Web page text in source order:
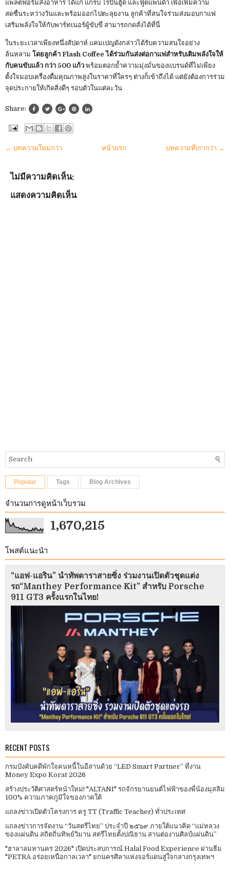
แพลตฟอร์มส่งอาหาร ได้แก่ แกร็บ โรบินฮู้ด และฟู้ดแพนด้า เพื่อเพิ่มความ
สดชื่นระหว่างวันและพร้อมออกไปตะลุยงาน ลูกค้าที่สนใจร่วมส่งมอบกาแฟ
เสริมพลังใจให้กับพาร์ทเนอร์ผู้ขับขี่ สามารถกดสั่งได้ที่นี่
ในระยะเวลาเพียงหนึ่งสัปดาห์ แคมเปญดังกล่าวได้รับความสนใจอย่าง
ล้นหลาม โดยลูกค้า Flash Coffee ได้ร่วมกันส่งต่อกาแฟสำหรับเติมพลังใจให้
กับคนขับแล้ว กว่า 500 แก้ว พร้อมตอกย้ำความมุ่งมั่นของแบรนด์ที่ไม่เพียง
ตั้งใจมอบเครื่องดื่มคุณภาพสูงในราคาที่ใครๆ ต่างก็เข้าถึงได้ แต่ยังต้องการร่วม
จุดประกายให้เกิดสิ่งดีๆ รอบตัวในแต่ละวัน
Share:
← บทความใหม่กว่า บทความที่เก่ากว่า →
หน้าแรก
ไม่มีความคิดเห็น:
แสดงความคิดเห็น
Popular Tags Blog Archives
จำนวนการดูหน้าเว็บรวม
1,670,215
โพสต์แนะนำ
“แอฟ-แอริน” นำทัพดาราสายซิ่ง ร่วมงานเปิดตัวชุดแต่ง
รถ“Manthey Performance Kit” สำหรับ Porsche
911 GT3 ครั้งแรกในไทย!
RECENT POSTS
กรมบังคับคดีพักใจคนหนี้ในอีสานด้วย “LED Smart Partner” ที่งาน
Money Expo Korat 2026
สร้างประวัติศาสตร์หน้าใหม่! "ALTANI" รถจักรยานยนต์ไฟฟ้าของพี่น้องมุสลิม
100% ความภาคภูมิใจของภาคใต้
แถลงข่าวเปิดตัวโครงการ ครู TT (Traffic Teacher) ทั่วประเทศ​
แถลงข่าวการจัดงาน “วันสตรีไทย” ประจําปี ๒๕๖๙ ภายใต้แนวคิด “แม่หลวง
ของแผ่นดิน สถิตถิ่นทิพย์วิมาน สตรีไทยตั้งปณิธาน สานต่องานศิลป์แผ่นดิน”
"ฮาลาลมหานคร 2026" เปิดประสบการณ์ Halal Food Experience ผ่านธีม
"PETRA อร่อยเหนือกาลเวลา" ยกนครศิลาแห่งจอร์แดนสู่ใจกลางกรุงเทพฯ